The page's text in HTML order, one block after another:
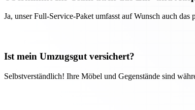
Ja, unser Full-Service-Paket umfasst auf Wunsch auch
Ist mein Umzugsgut versichert?
Selbstverständlich! Ihre Möbel und Gegenstände sind